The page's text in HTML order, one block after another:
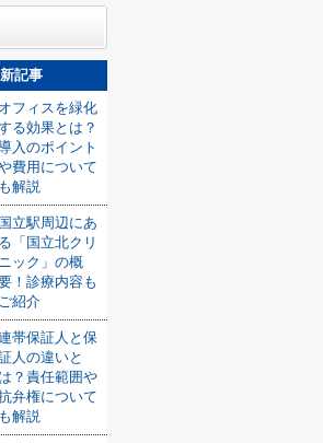
記事
オフィスを緑化
る効果とは？
入のポイント
費用について
も解説
国立駅周辺にあ
る「国立北クリ
ニック」の概
！診療内容も
ご紹介
帯保証人と保
人の違いと
は？責任範囲や
弁権について
も解説